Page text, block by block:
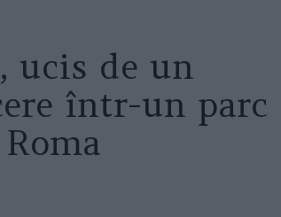
ucis de un
într-un parc